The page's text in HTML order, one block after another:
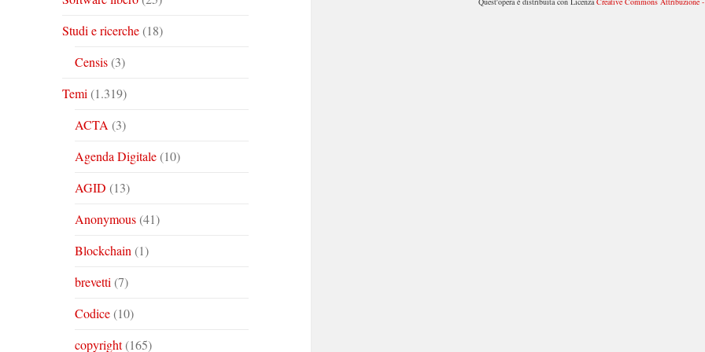
Studi e ricerche(18)
Censis(3)
Temi (1.319)
ACTA (3)
Agenda Digitale(10)
AGID (13)
Anonymous(41)
Blockchain (1)
brevetti (7)
Codice(10)
copyright(165)